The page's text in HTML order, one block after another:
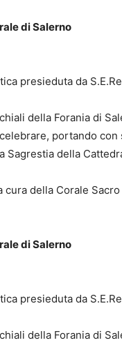
di Salerno
presieduta da
della Forania di
portando
Sagrestia della
della Corale
di Salerno
presieduta da
della Forania di